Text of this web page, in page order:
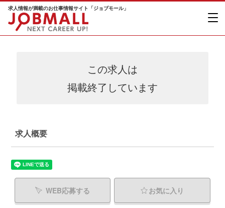
求人情報が満載のお仕事情報サイト「ジョブモール」
この求人は
掲載終了しています
求人概要
WEB応募する お気に入り